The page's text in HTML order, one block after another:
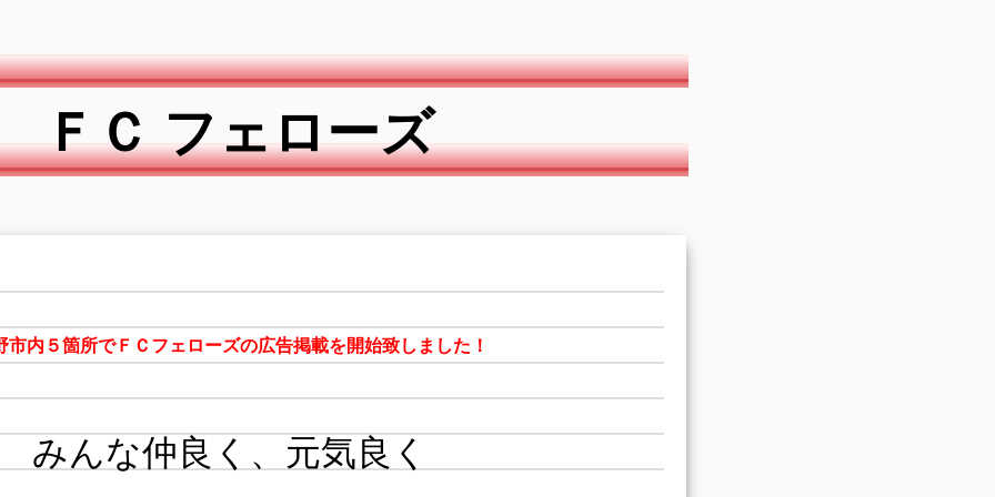
ＦＣ フェローズ
市内５箇所でＦＣフェローズの広告掲載を開始致しました！
みんな仲良く、元気良く